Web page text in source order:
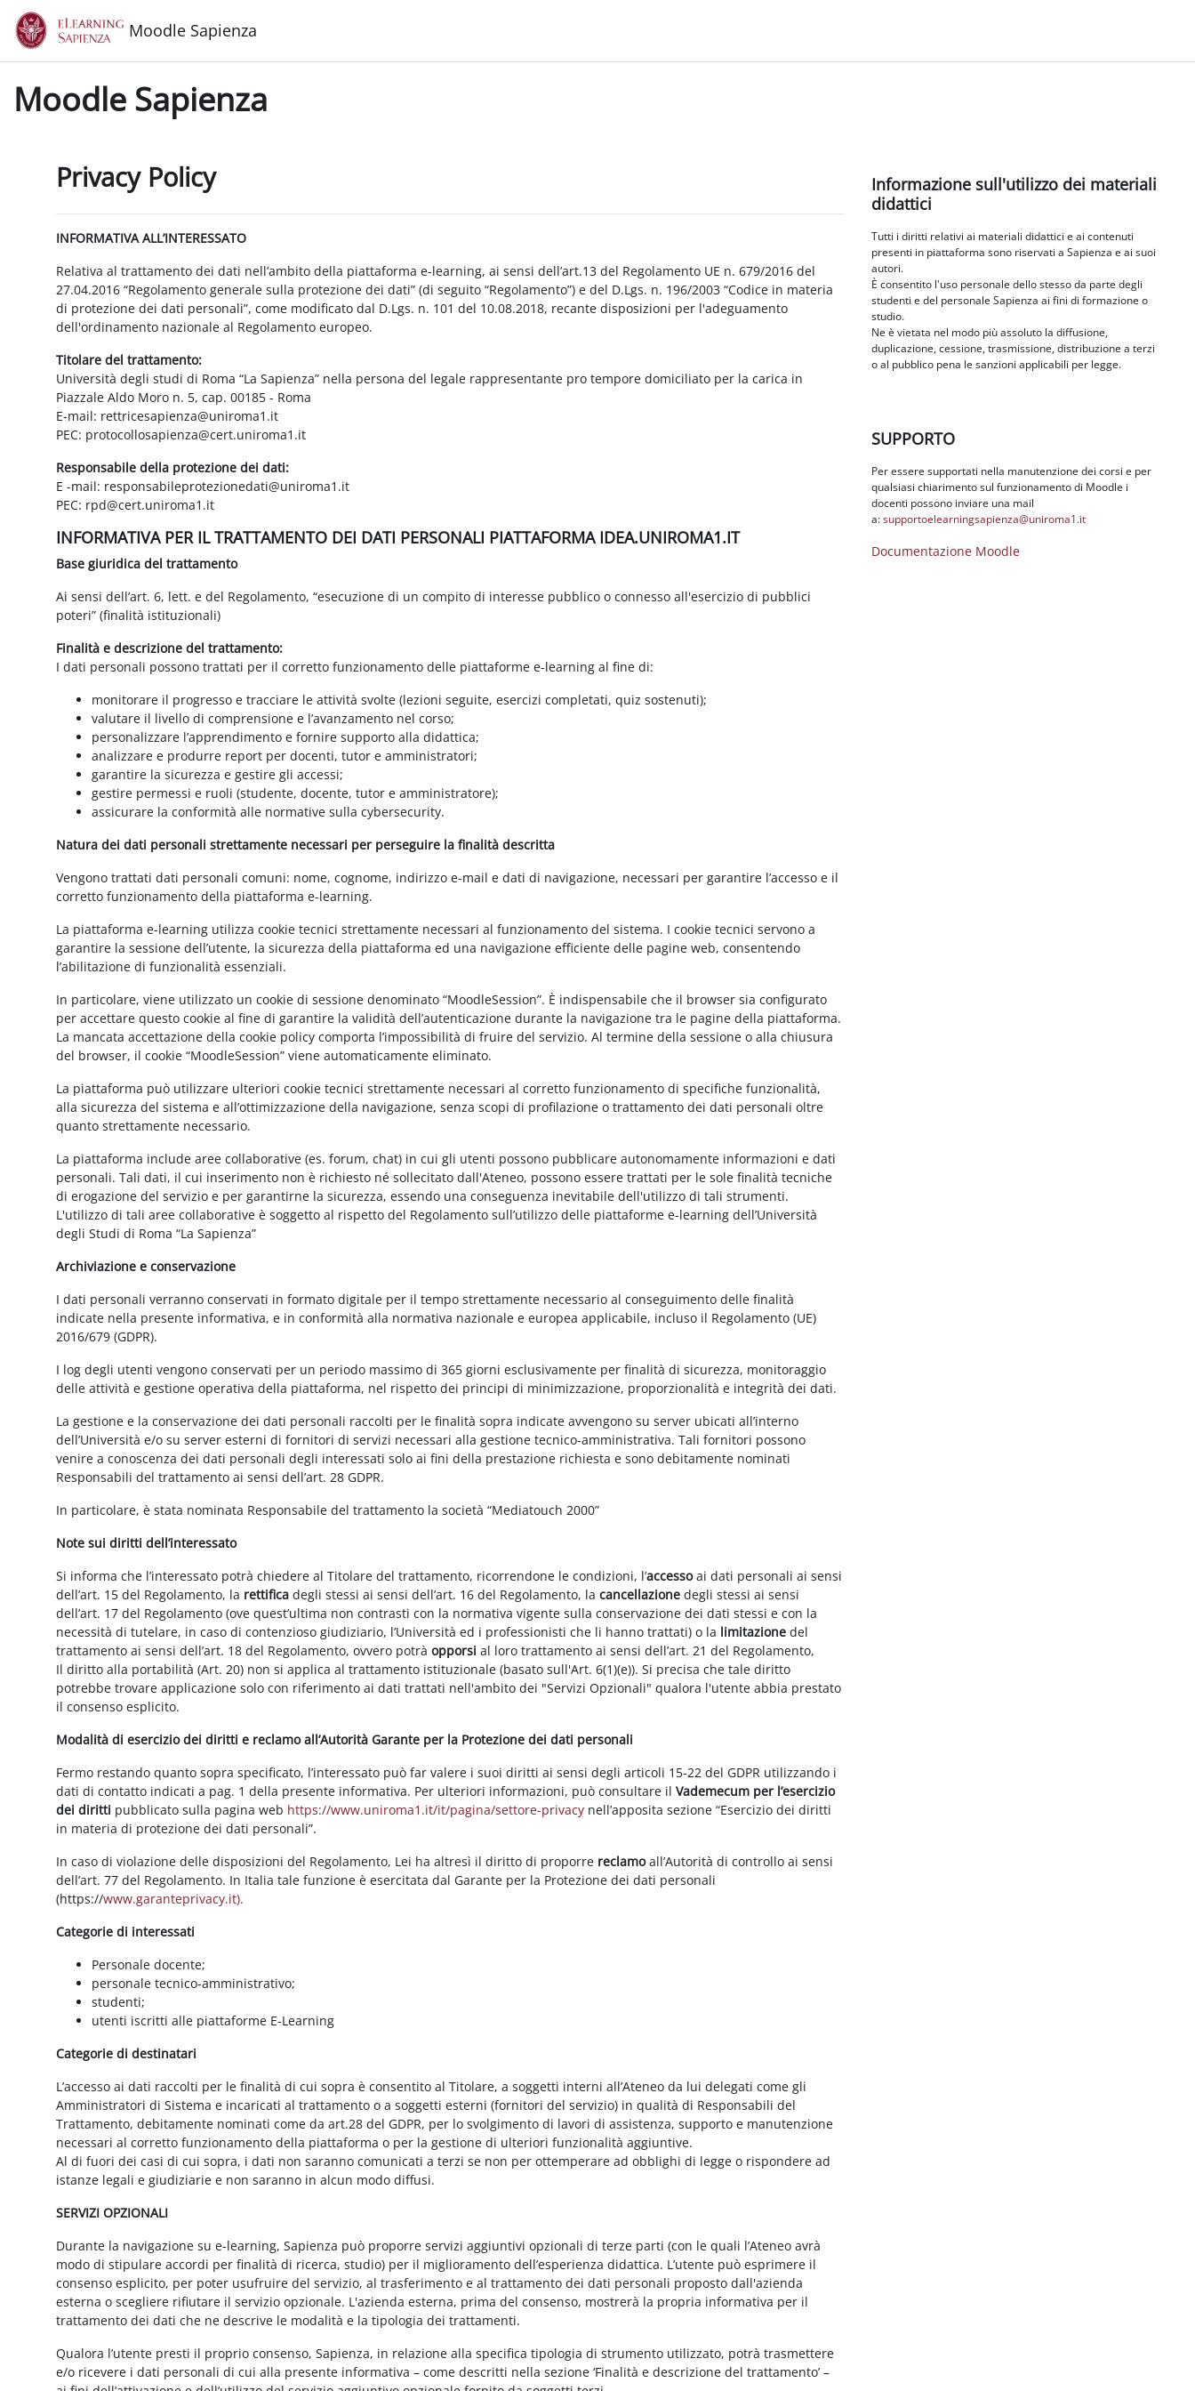
Vai al contenuto principale
Moodle Sapienza
Moodle Sapienza
Privacy Policy
INFORMATIVA ALL’INTERESSATO
Relativa al trattamento dei dati nell’ambito della piattaforma e-learning, ai sensi dell’art.13 del Regolamento UE n. 679/2016 del
27.04.2016 “Regolamento generale sulla protezione dei dati” (di seguito “Regolamento”) e del D.Lgs. n. 196/2003 “Codice in materia
di protezione dei dati personali”, come modificato dal D.Lgs. n. 101 del 10.08.2018, recante disposizioni per l'adeguamento
dell'ordinamento nazionale al Regolamento europeo.
Titolare del trattamento:
Università degli studi di Roma “La Sapienza” nella persona del legale rappresentante pro tempore domiciliato per la carica in
Piazzale Aldo Moro n. 5, cap. 00185 - Roma
E-mail: rettricesapienza@uniroma1.it
PEC: protocollosapienza@cert.uniroma1.it
Responsabile della protezione dei dati:
E -mail: responsabileprotezionedati@uniroma1.it
PEC: rpd@cert.uniroma1.it
INFORMATIVA PER IL TRATTAMENTO DEI DATI PERSONALI PIATTAFORMA IDEA.UNIROMA1.IT
Base giuridica del trattamento
Ai sensi dell’art. 6, lett. e del Regolamento, “esecuzione di un compito di interesse pubblico o connesso all'esercizio di pubblici
poteri” (finalità istituzionali)
Finalità e descrizione del trattamento:
I dati personali possono trattati per il corretto funzionamento delle piattaforme e-learning al fine di:
monitorare il progresso e tracciare le attività svolte (lezioni seguite, esercizi completati, quiz sostenuti);
valutare il livello di comprensione e l’avanzamento nel corso;
personalizzare l’apprendimento e fornire supporto alla didattica;
analizzare e produrre report per docenti, tutor e amministratori;
garantire la sicurezza e gestire gli accessi;
gestire permessi e ruoli (studente, docente, tutor e amministratore);
assicurare la conformità alle normative sulla cybersecurity.
Natura dei dati personali strettamente necessari per perseguire la finalità descritta
Vengono trattati dati personali comuni: nome, cognome, indirizzo e-mail e dati di navigazione, necessari per garantire l’accesso e il
corretto funzionamento della piattaforma e-learning.
La piattaforma e-learning utilizza cookie tecnici strettamente necessari al funzionamento del sistema. I cookie tecnici servono a
garantire la sessione dell’utente, la sicurezza della piattaforma ed una navigazione efficiente delle pagine web, consentendo
l’abilitazione di funzionalità essenziali.
In particolare, viene utilizzato un cookie di sessione denominato “MoodleSession”. È indispensabile che il browser sia configurato
per accettare questo cookie al fine di garantire la validità dell’autenticazione durante la navigazione tra le pagine della piattaforma.
La mancata accettazione della cookie policy comporta l’impossibilità di fruire del servizio. Al termine della sessione o alla chiusura
del browser, il cookie “MoodleSession” viene automaticamente eliminato.
La piattaforma può utilizzare ulteriori cookie tecnici strettamente necessari al corretto funzionamento di specifiche funzionalità,
alla sicurezza del sistema e all’ottimizzazione della navigazione, senza scopi di profilazione o trattamento dei dati personali oltre
quanto strettamente necessario.
La piattaforma include aree collaborative (es. forum, chat) in cui gli utenti possono pubblicare autonomamente informazioni e dati
personali. Tali dati, il cui inserimento non è richiesto né sollecitato dall'Ateneo, possono essere trattati per le sole finalità tecniche
di erogazione del servizio e per garantirne la sicurezza, essendo una conseguenza inevitabile dell'utilizzo di tali strumenti.
L'utilizzo di tali aree collaborative è soggetto al rispetto del Regolamento sull’utilizzo delle piattaforme e-learning dell’Università
degli Studi di Roma “La Sapienza”
Archiviazione e conservazione
I dati personali verranno conservati in formato digitale per il tempo strettamente necessario al conseguimento delle finalità
indicate nella presente informativa, e in conformità alla normativa nazionale e europea applicabile, incluso il Regolamento (UE)
2016/679 (GDPR).
I log degli utenti vengono conservati per un periodo massimo di 365 giorni esclusivamente per finalità di sicurezza, monitoraggio
delle attività e gestione operativa della piattaforma, nel rispetto dei principi di minimizzazione, proporzionalità e integrità dei dati.
La gestione e la conservazione dei dati personali raccolti per le finalità sopra indicate avvengono su server ubicati all’interno
dell’Università e/o su server esterni di fornitori di servizi necessari alla gestione tecnico-amministrativa. Tali fornitori possono
venire a conoscenza dei dati personali degli interessati solo ai fini della prestazione richiesta e sono debitamente nominati
Responsabili del trattamento ai sensi dell’art. 28 GDPR.
In particolare, è stata nominata Responsabile del trattamento la società “Mediatouch 2000”
Note sui diritti dell’interessato
Si informa che l’interessato potrà chiedere al Titolare del trattamento, ricorrendone le condizioni, l’accessoai dati personali ai sensi
dell’art. 15 del Regolamento, la rettificadegli stessi ai sensi dell’art. 16 del Regolamento, lacancellazione degli stessi ai sensi
dell’art. 17 del Regolamento (ove quest’ultima non contrasti con la normativa vigente sulla conservazione dei dati stessi e con la
necessità di tutelare, in caso di contenzioso giudiziario, l’Università ed i professionisti che li hanno trattati) o la limitazione del
trattamento ai sensi dell’art. 18 del Regolamento, ovvero potràopporsi al loro trattamento ai sensi dell’art. 21 del Regolamento,
Il diritto alla portabilità (Art. 20) non si applica al trattamento istituzionale (basato sull'Art. 6(1)(e)). Si precisa che tale diritto
potrebbe trovare applicazione solo con riferimento ai dati trattati nell'ambito dei "Servizi Opzionali" qualora l'utente abbia prestato
il consenso esplicito.
Modalità di esercizio dei diritti e reclamo all’Autorità Garante per la Protezione dei dati personali
Fermo restando quanto sopra specificato, l’interessato può far valere i suoi diritti ai sensi degli articoli 15-22 del GDPR utilizzando i
dati di contatto indicati a pag. 1 della presente informativa. Per ulteriori informazioni, può consultare ilVademecum per l’esercizio
dei diritti pubblicato sulla pagina web https://www.uniroma1.it/it/pagina/settore-privacy nell’apposita sezione “Esercizio dei diritti
in materia di protezione dei dati personali”.
In caso di violazione delle disposizioni del Regolamento, Lei ha altresì il diritto di proporre reclamoall’Autorità di controllo ai sensi
dell’art. 77 del Regolamento. In Italia tale funzione è esercitata dal Garante per la Protezione dei dati personali
(https://www.garanteprivacy.it).
Categorie di interessati
Personale docente;
personale tecnico-amministrativo;
studenti;
utenti iscritti alle piattaforme E-Learning
Categorie di destinatari
L’accesso ai dati raccolti per le finalità di cui sopra è consentito al Titolare, a soggetti interni all’Ateneo da lui delegati come gli
Amministratori di Sistema e incaricati al trattamento o a soggetti esterni (fornitori del servizio) in qualità di Responsabili del
Trattamento, debitamente nominati come da art.28 del GDPR, per lo svolgimento di lavori di assistenza, supporto e manutenzione
necessari al corretto funzionamento della piattaforma o per la gestione di ulteriori funzionalità aggiuntive.
Al di fuori dei casi di cui sopra, i dati non saranno comunicati a terzi se non per ottemperare ad obblighi di legge o rispondere ad
istanze legali e giudiziarie e non saranno in alcun modo diffusi.
SERVIZI OPZIONALI
Durante la navigazione su e-learning, Sapienza può proporre servizi aggiuntivi opzionali di terze parti (con le quali l’Ateneo avrà
modo di stipulare accordi per finalità di ricerca, studio) per il miglioramento dell’esperienza didattica. L’utente può esprimere il
consenso esplicito, per poter usufruire del servizio, al trasferimento e al trattamento dei dati personali proposto dall'azienda
esterna o scegliere rifiutare il servizio opzionale. L'azienda esterna, prima del consenso, mostrerà la propria informativa per il
trattamento dei dati che ne descrive le modalità e la tipologia dei trattamenti.
Qualora l’utente presti il proprio consenso, Sapienza, in relazione alla specifica tipologia di strumento utilizzato, potrà trasmettere
e/o ricevere i dati personali di cui alla presente informativa – come descritti nella sezione ‘Finalità e descrizione del trattamento’ –
Blocchi
Informazione sull'utilizzo dei materiali
didattici
Tutti i diritti relativi ai materiali didattici e ai contenuti
presenti in piattaforma sono riservati a Sapienza e ai suoi
autori.
È consentito l'uso personale dello stesso da parte degli
studenti e del personale Sapienza ai fini di formazione o
studio.
Ne è vietata nel modo più assoluto la diffusione,
duplicazione, cessione, trasmissione, distribuzione a terzi
o al pubblico pena le sanzioni applicabili per legge.
SUPPORTO
Per essere supportati nella manutenzione dei corsi e per
qualsiasi chiarimento sul funzionamento di Moodle i
docenti possono inviare una mail
a:supportoelearningsapienza@uniroma1.it
Documentazione Moodle